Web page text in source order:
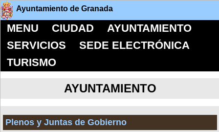
Ayuntamiento de Granada
MENU CIUDAD
AYUNTAMIENTO
SERVICIOS
SEDE ELECTRÓNICA
TURISMO
AYUNTAMIENTO
Plenos y Juntas de Gobierno